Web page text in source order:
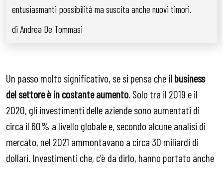
entusiasmanti possibilità ma suscita anche nuovi timori.
di Andrea De Tommasi
Un passo molto significativo, se si pensa cheil business
del settore è in costante aumento . Solo tra il 2019 e il
2020, gli investimenti delle aziende sono aumentati di
circa il 60% a livello globale e, secondo alcune analisi di
mercato, nel 2021 ammontavano a circa 30 miliardi di
dollari. Investimenti che, c’è da dirlo, hanno portato anche